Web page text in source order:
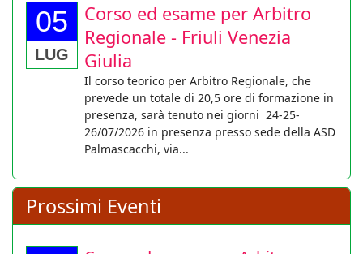
05
LUG
Corso ed esame per Arbitro
Regionale - Friuli Venezia
Giulia
Il corso teorico per Arbitro Regionale, che
prevede un totale di 20,5 ore di formazione in
presenza, sarà tenuto nei giorni 24-25-
26/07/2026 in presenza presso sede della ASD
Palmascacchi, via...
Prossimi Eventi